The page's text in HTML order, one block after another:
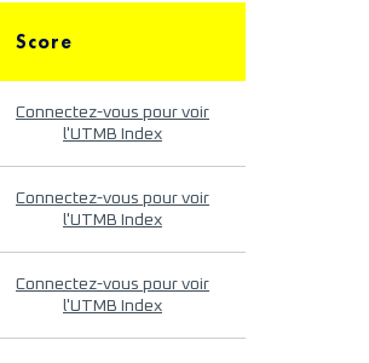
Score
Connectez-vous pour voir
l'UTMB Index
Connectez-vous pour voir
l'UTMB Index
Connectez-vous pour voir
l'UTMB Index